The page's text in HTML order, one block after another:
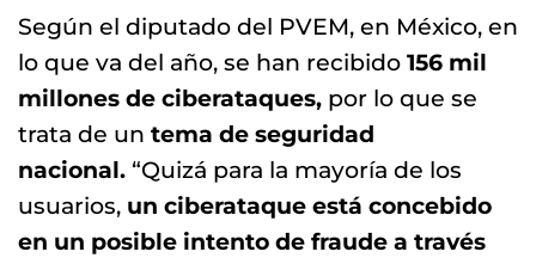
Según el diputado del PVEM, en México, en
lo que va del año, se han recibido 156 mil
millones de ciberataques, por lo que se
trata de un tema de seguridad
nacional. “Quizá para la mayoría de los
usuarios, un ciberataque está concebido
en un posible intento de fraude a través